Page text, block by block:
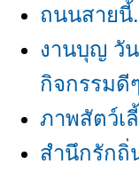
ถนนสายนี้
งานบุญ วั
กิจกรรมดี
ภาพสัตว์เ
สำนึกรักถิ่